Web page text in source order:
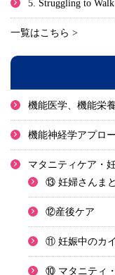
5. Struggling to
一覧はこちら >
機能医学、機能栄
機能神経学アプロ
マタニティケア・
⑬ 妊婦さんま
⑫産後ケア
⑪ 妊娠中のカ
⑩ マタニティ